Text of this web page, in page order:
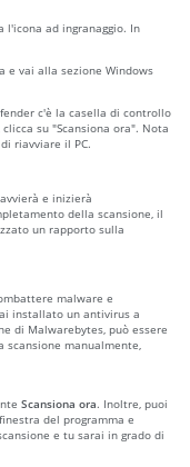
l'icona ad ingranaggio. In
e vai alla sezione Windows
c'è la casella di controllo
su "Scansiona ora". Nota
riavviare il PC.
e inizierà
della scansione, il
un rapporto sulla
malware e
installato un antivirus a
di Malwarebytes, può essere
manualmente,
Scansiona ora. Inoltre, puoi
del programma e
e tu sarai in grado di